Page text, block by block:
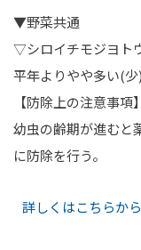
▼野菜共通
▽シロイチモジヨト
平年よりやや多い(少)
【防除上の注意事項】
幼虫の齢期が進むと
に防除を行う。
詳しくはこちらか